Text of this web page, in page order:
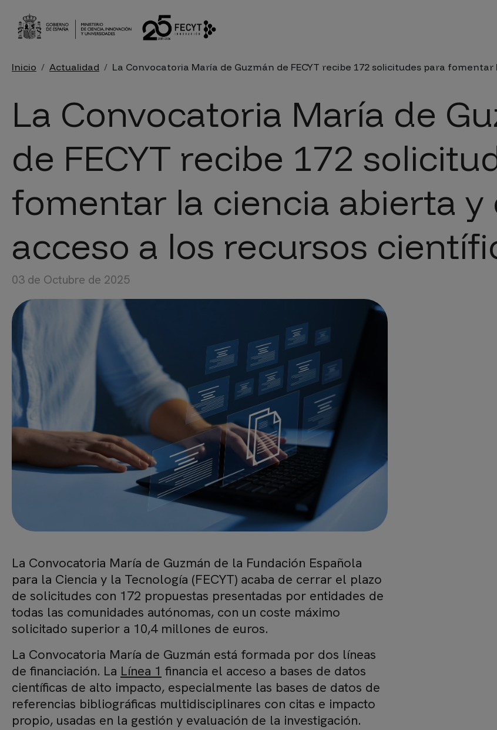
Sobrescribir enlaces de ayuda a la navegación
Inicio Actualidad La Convocatoria María de Guzmán de FECYT recibe 172 solicitudes para fomentar
03 de Octubre de 2025
La Convocatoria María de
de FECYT recibe 172
fomentar la ciencia abierta y
acceso a los recursos
La Convocatoria María de Guzmán de la Fundación Española
para la Ciencia y la Tecnología (FECYT) acaba de cerrar el plazo
de solicitudes con 172 propuestas presentadas por entidades de
todas las comunidades autónomas, con un coste máximo
solicitado superior a 10,4 millones de euros.
La Convocatoria María de Guzmán está formada por dos líneas
de financiación. La Línea 1 financia el acceso a bases de datos
científicas de alto impacto, especialmente las bases de datos de
referencias bibliográficas multidisciplinares con citas e impacto
propio, usadas en la gestión y evaluación de la investigación.